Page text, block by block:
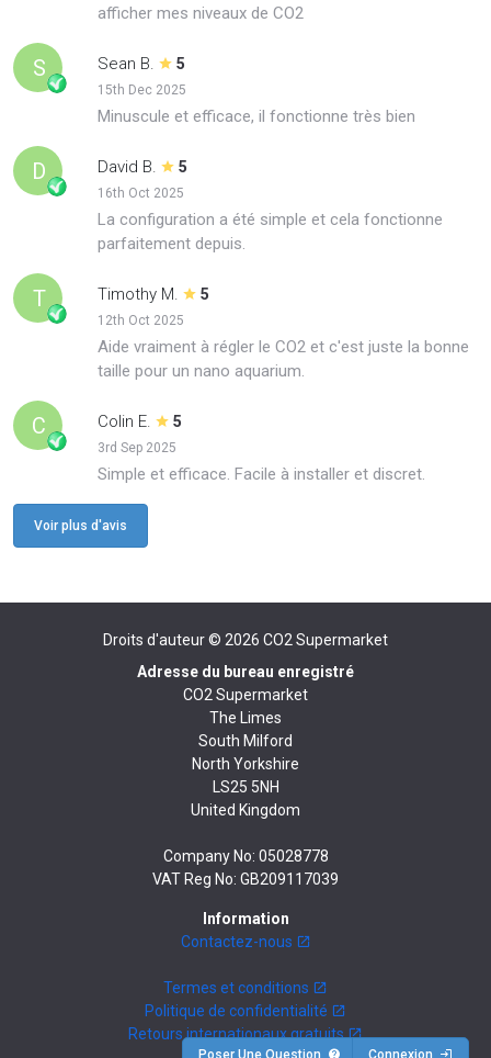
afficher mes niveaux de CO2
S Sean B. 5
15th Dec 2025
Minuscule et efficace, il fonctionne très bien
D David B. 5
16th Oct 2025
La configuration a été simple et cela fonctionne
parfaitement depuis.
T Timothy M. 5
12th Oct 2025
Aide vraiment à régler le CO2 et c'est juste la bonne
taille pour un nano aquarium.
C Colin E. 5
3rd Sep 2025
Simple et efficace. Facile à installer et discret.
Voir plus d'avis
Droits d'auteur © 2026 CO2 Supermarket
Adresse du bureau enregistré
CO2 Supermarket
The Limes
South Milford
North Yorkshire
LS25 5NH
United Kingdom
Company No: 05028778
VAT Reg No: GB209117039
Information
Contactez-nous
Termes et conditions
Politique de confidentialité
Retours internationaux gratuits
Poser Une Question Connexion